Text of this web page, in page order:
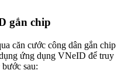
gắn chip
căn cước công dân gắn chip
ứng dụng VNeID để truy
sau: